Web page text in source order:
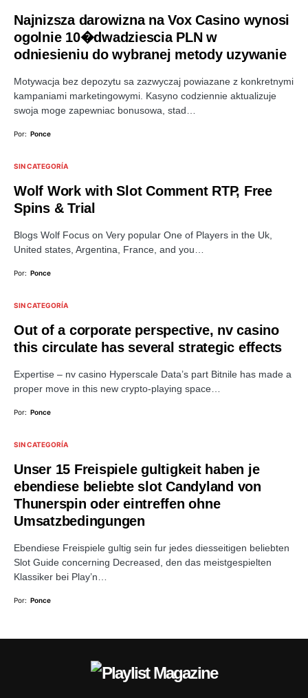
Najnizsza darowizna na Vox Casino wynosi
ogolnie 10�dwadziescia PLN w
odniesieniu do wybranej metody uzywanie
Motywacja bez depozytu sa zazwyczaj powiazane z konkretnymi
kampaniami marketingowymi. Kasyno codziennie aktualizuje
swoja moge zapewniac bonusowa, stad…
Por: Ponce
SIN CATEGORÍA
Wolf Work with Slot Comment RTP, Free
Spins & Trial
Blogs Wolf Focus on Very popular One of Players in the Uk,
United states, Argentina, France, and you…
Por: Ponce
SIN CATEGORÍA
Out of a corporate perspective, nv casino
this circulate has several strategic effects
Expertise – nv casino Hyperscale Data’s part Bitnile has made a
proper move in this new crypto-playing space…
Por: Ponce
SIN CATEGORÍA
Unser 15 Freispiele gultigkeit haben je
ebendiese beliebte slot Candyland von
Thunerspin oder eintreffen ohne
Umsatzbedingungen
Ebendiese Freispiele gultig sein fur jedes diesseitigen beliebten
Slot Guide concerning Decreased, den das meistgespielten
Klassiker bei Play’n…
Por: Ponce